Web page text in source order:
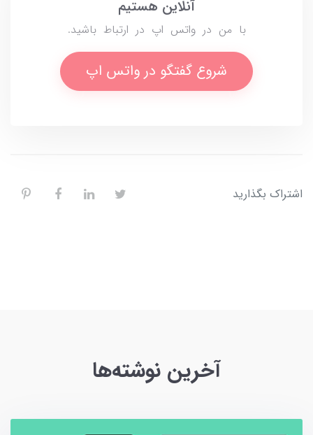
آنلاین هستیم
با من در واتس اپ در ارتباط باشید.
شروع گفتگو در واتس اپ
اشتراک بگذارید
آخرین نوشته‌ها